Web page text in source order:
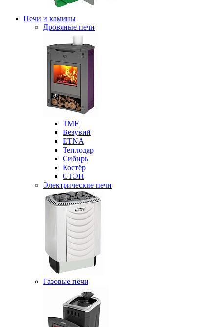
Печи и камины
Дровяные печи
ТМF
Везувий
ETNA
Теплодар
Сибирь
Костёр
СТЭН
Электрические печи
Газовые печи